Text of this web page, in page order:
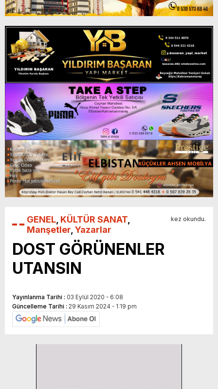
GENEL KÜLTÜR SANAT
Manşetler Yazarlar
kez okundu.
DOST GÖRÜNENLER
UTANSIN
Yayınlanma Tarihi : 03 Eylül 2020 - 6:08
Güncelleme Tarihi : 29 Kasım 2024 - 1:19 pm